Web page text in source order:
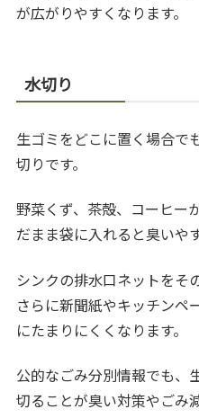
が広がりやすくなります。
水切り
生ゴミをどこに置く場合で
切りです。
野菜くず、茶殻、コーヒー
だまま袋に入れると臭いや
シンクの排水口ネットをそ
さらに新聞紙やキッチンペ
にたまりにくくなります。
公的なごみ分別情報でも、
切ることが臭い対策やごみ